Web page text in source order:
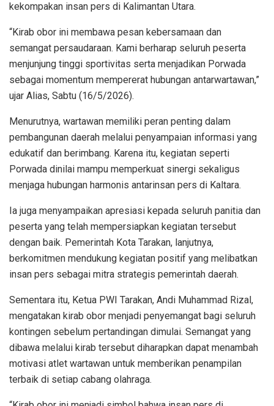
kekompakan insan pers di Kalimantan Utara.
“Kirab obor ini membawa pesan kebersamaan dan
semangat persaudaraan. Kami berharap seluruh peserta
menjunjung tinggi sportivitas serta menjadikan Porwada
sebagai momentum mempererat hubungan antarwartawan,”
ujar Alias, Sabtu (16/5/2026).
Menurutnya, wartawan memiliki peran penting dalam
pembangunan daerah melalui penyampaian informasi yang
edukatif dan berimbang. Karena itu, kegiatan seperti
Porwada dinilai mampu memperkuat sinergi sekaligus
menjaga hubungan harmonis antarinsan pers di Kaltara.
Ia juga menyampaikan apresiasi kepada seluruh panitia dan
peserta yang telah mempersiapkan kegiatan tersebut
dengan baik. Pemerintah Kota Tarakan, lanjutnya,
berkomitmen mendukung kegiatan positif yang melibatkan
insan pers sebagai mitra strategis pemerintah daerah.
Sementara itu, Ketua PWI Tarakan, Andi Muhammad Rizal,
mengatakan kirab obor menjadi penyemangat bagi seluruh
kontingen sebelum pertandingan dimulai. Semangat yang
dibawa melalui kirab tersebut diharapkan dapat menambah
motivasi atlet wartawan untuk memberikan penampilan
terbaik di setiap cabang olahraga.